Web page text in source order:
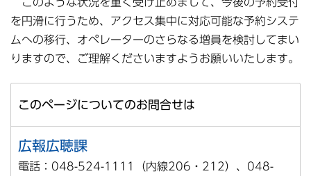
を円滑に行うため、アクセス集中に対応可能な予約システ
ムへの移行、オペレーターのさらなる増員を検討してまい
りますので、ご理解くださいますようお願いいたします。
このページについてのお問合せは
広報広聴課
電話：048-524-1111（内線206・212）、048-